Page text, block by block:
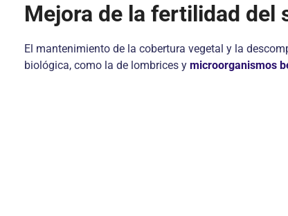
Mejora de la fertilidad del
El mantenimiento de la cobertura vegetal y la
biológica, como la de lombrices y microorganismos